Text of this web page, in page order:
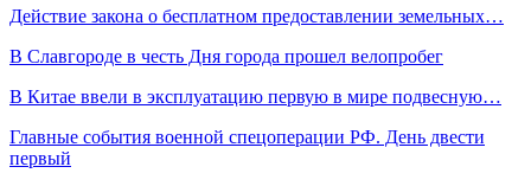
Действие закона о бесплатном предоставлении земельных…
В Славгороде в честь Дня города прошел велопробег
В Китае ввели в эксплуатацию первую в мире подвесную…
Главные события военной спецоперации РФ. День двести
первый